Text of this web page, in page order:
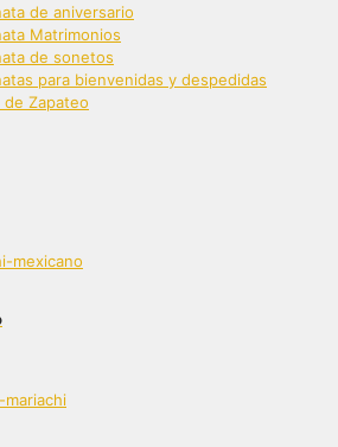
de aniversario
Matrimonios
de sonetos
para bienvenidas y despedidas
de Zapateo